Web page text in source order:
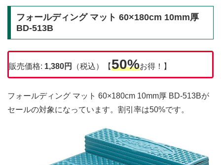
フォールディング マット 60×180cm 10mm厚
BD-513B
販売価格: 1,380円 （税込）【50%お得！】
フォールディング マット 60×180cm 10mm厚 BD-513Bが
セールの対象になっています。割引率は50%です。